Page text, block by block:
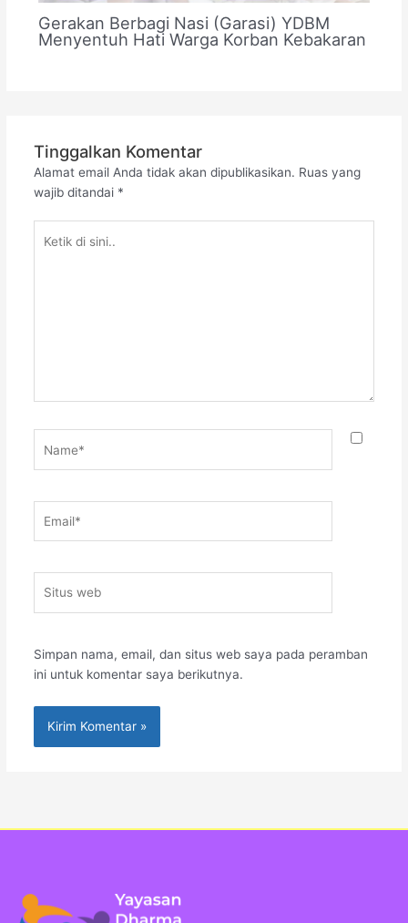
Gerakan Berbagi Nasi (Garasi) YDBM
Menyentuh Hati Warga Korban Kebakaran
Tinggalkan Komentar
Alamat email Anda tidak akan dipublikasikan. Ruas yang
wajib ditandai *
web
Simpan nama, email, dan situs web saya pada peramban
ini untuk komentar saya berikutnya.